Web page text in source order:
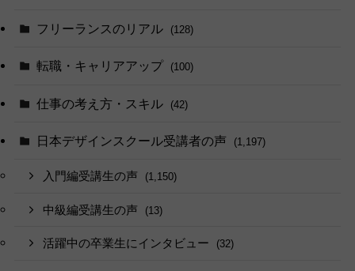
フリーランスのリアル (128)
転職・キャリアアップ (100)
仕事の考え方・スキル (42)
日本デザインスクール受講者の声 (1,197)
入門編受講生の声 (1,150)
中級編受講生の声 (13)
活躍中の卒業生にインタビュー (32)